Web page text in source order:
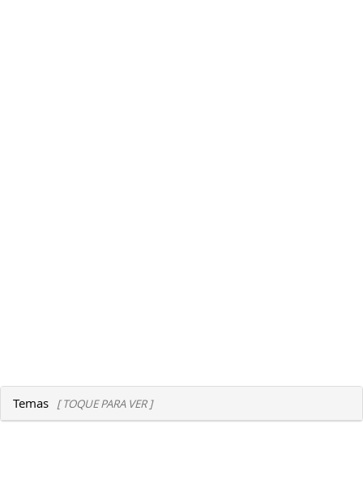
Temas [ TOQUE PARA VER ]